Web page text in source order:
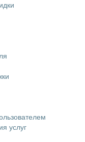
услуг